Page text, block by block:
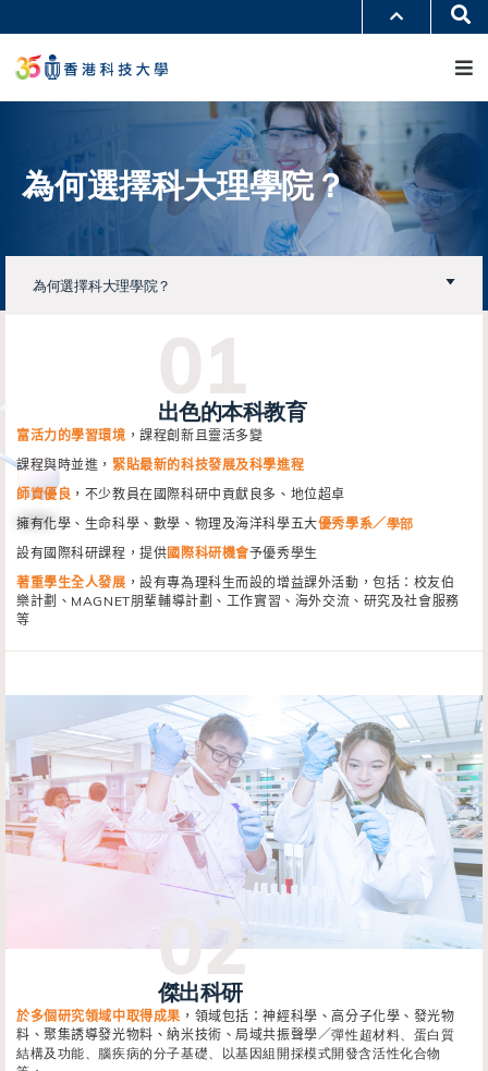
至
容
生活@科大
校園地圖及指南
工作@科大
認識科大
為何選擇科大理學院？
為何選擇科大理學院？
出色的本科教育
富活力的學習環境 ，課程創新且靈活多變
課程與時並進， 緊貼最新的科技發展及科學進程
師資優良 ，不少教員在國際科研中貢獻良多、地位超卓
擁有化學、生命科學、數學、物理及海洋科學五大優秀學系／學部
設有國際科研課程，提供國際科研機會予優秀學生
著重學生全人發展 ，設有專為理科生而設的增益課外活動，包括：校友伯
樂計劃、MAGNET朋輩輔導計劃、工作實習、海外交流、研究及社會服務
等
傑出科研
於多個研究領域中取得成果 ，領域包括：神經科學、高分子化學、發光物
料、聚集誘導發光物料、納米技術、局域共振聲學／彈性超材料、蛋白質
結構及功能、腦疾病的分子基礎、以基因組開採模式開發含活性化合物